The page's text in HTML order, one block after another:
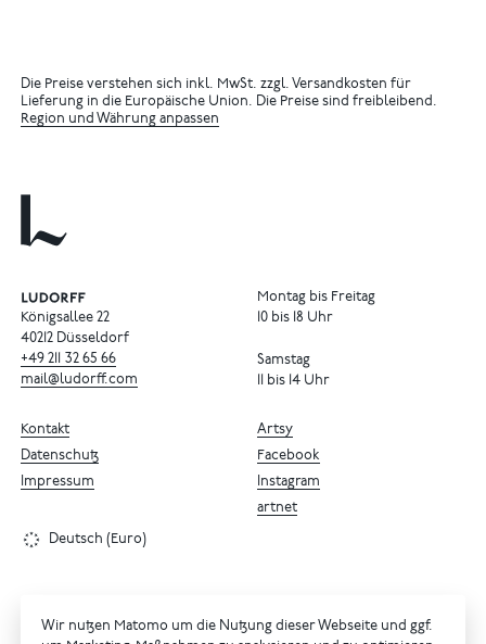
Die Preise verstehen sich inkl. MwSt. zzgl. Versandkosten für
Lieferung in die Europäische Union. Die Preise sind freibleibend.
Region und Währung anpassen
Königsallee 22
40212 Düsseldorf
+49 211 32 65 66
mail@ludorff.com
Montag bis Freitag
10 bis 18 Uhr
Samstag
11 bis 14 Uhr
Artsy
Facebook
Instagram
artnet
Kontakt
Datenschutz
Impressum
Deutsch (Euro)
Wir nutzen Matomo um die Nutzung dieser Webseite und ggf.